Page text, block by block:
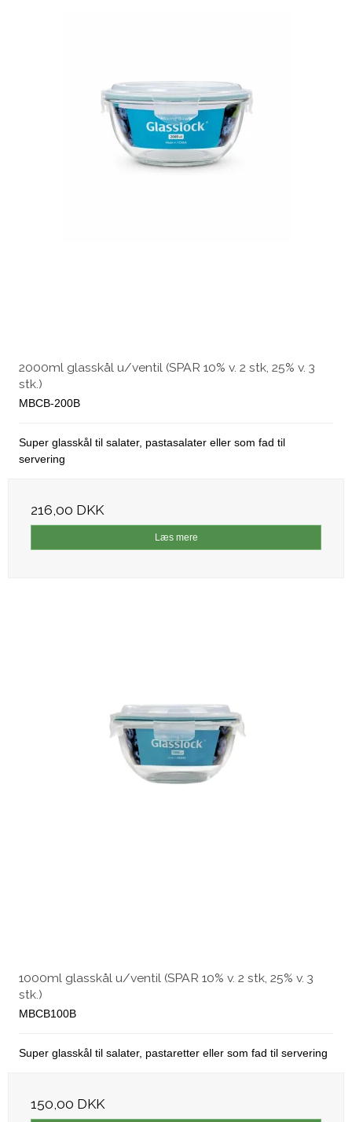
2000ml glasskål u/ventil (SPAR 10% v. 2 stk, 25% v. 3
stk.)
MBCB-200B
Super glasskål til salater, pastasalater eller som fad til
servering
216,00 DKK
Læs mere
1000ml glasskål u/ventil (SPAR 10% v. 2 stk, 25% v. 3
stk.)
MBCB100B
Super glasskål til salater, pastaretter eller som fad til servering
150,00 DKK